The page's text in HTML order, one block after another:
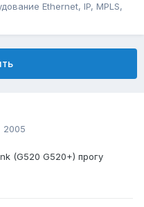
Ethernet, IP, MPLS,
2005
(G520 G520+) прогу